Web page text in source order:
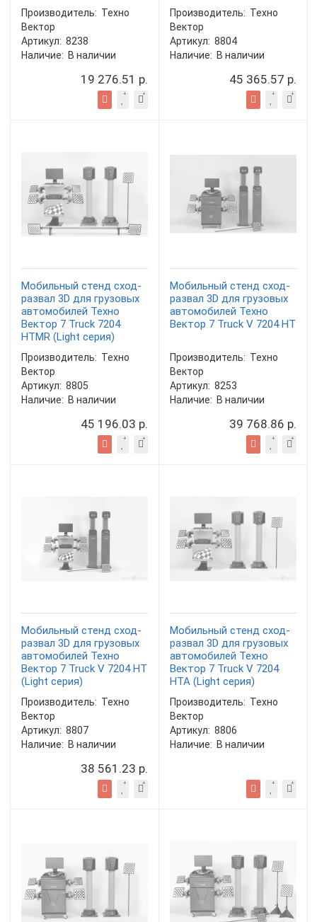
Производитель: Техно
Вектор
Артикул: 8238
Наличие: В наличии
19 276.51 р.
Производитель: Техно
Вектор
Артикул: 8804
Наличие: В наличии
45 365.57 р.
Мобильный стенд сход-
развал 3D для грузовых
автомобилей Техно
Вектор 7 Truck 7204
HTMR (Light серия)
Производитель: Техно
Вектор
Артикул: 8805
Наличие: В наличии
45 196.03 р.
Мобильный стенд сход-
развал 3D для грузовых
автомобилей Техно
Вектор 7 Truck V 7204 HT
Производитель: Техно
Вектор
Артикул: 8253
Наличие: В наличии
39 768.86 р.
Мобильный стенд сход-
развал 3D для грузовых
автомобилей Техно
Вектор 7 Truck V 7204 HT
(Light серия)
Производитель: Техно
Вектор
Артикул: 8807
Наличие: В наличии
38 561.23 р.
Мобильный стенд сход-
развал 3D для грузовых
автомобилей Техно
Вектор 7 Truck V 7204
HTA (Light серия)
Производитель: Техно
Вектор
Артикул: 8806
Наличие: В наличии